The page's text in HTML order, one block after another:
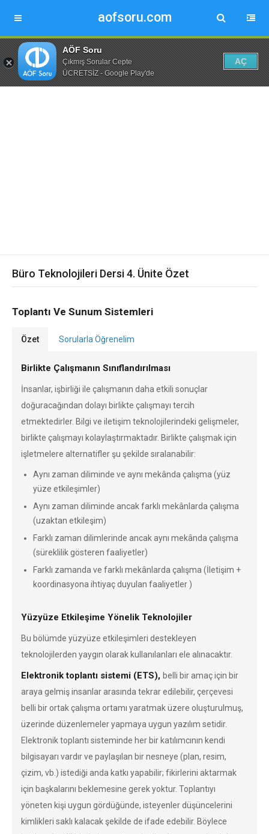
aofsoru.com
AÖF Soru
Çıkmış Sorular Cepte
ÜCRETSİZ - Google Play'de
AÇ
Büro Teknolojileri Dersi 4. Ünite Özet
Toplantı Ve Sunum Sistemleri
Özet Sorularla Öğrenelim
Birlikte Çalışmanın Sınıflandırılması
İnsanlar, işbirliği ile çalışmanın daha etkili sonuçlar
doğuracağından dolayı birlikte çalışmayı tercih
etmektedirler. Bilgi ve iletişim teknolojilerindeki gelişmeler,
birlikte çalışmayı kolaylaştırmaktadır. Birlikte çalışmak için
işletmelere alternatifler şu şekilde sıralanabilir:
Aynı zaman diliminde ve aynı mekânda çalışma (yüz
yüze etkileşimler)
Aynı zaman diliminde ancak farklı mekânlarda çalışma
(uzaktan etkileşim)
Farklı zaman dilimlerinde ancak aynı mekânda çalışma
(süreklilik gösteren faaliyetler)
Farklı zamanda ve farklı mekânlarda çalışma (İletişim +
koordinasyona ihtiyaç duyulan faaliyetler )
Yüzyüze Etkileşime Yönelik Teknolojiler
Bu bölümde yüzyüze etkileşimleri destekleyen
teknolojilerden yaygın olarak kullanılanları ele alınacaktır.
Elektronik toplantı sistemi (ETS), belli bir amaç için bir
araya gelmiş insanlar arasında tekrar edilebilir, çerçevesi
belli bir ortak çalışma ortamı yaratmak üzere oluşturulmuş,
üzerinde düzenlemeler yapmaya uygun yazılım setidir.
Elektronik toplantı sisteminde her bir katılımcının kendi
bilgisayarı vardır ve paylaşılan bir nesneye (plan, resim,
çizim, vb.) istediği anda katkı yapabilir; fikirlerini aktarmak
için başkalarını beklemesine gerek yoktur. Toplantıyı
yöneten kişi uygun gördüğünde, isteyenler düşüncelerini
kimlikleri saklı kalacak şekilde de ifade edebilir. Böylece